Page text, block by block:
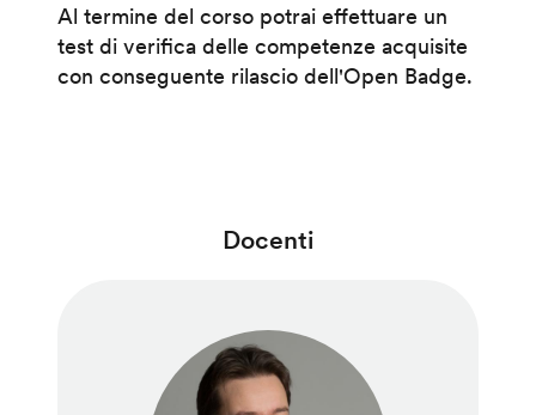
Al termine del corso potrai effettuare un
test di verifica delle competenze acquisite
con conseguente rilascio dell'Open Badge.
Docenti